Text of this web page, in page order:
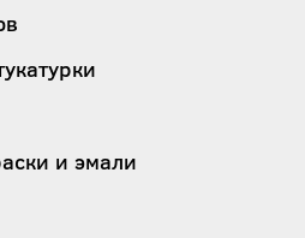
и эмали